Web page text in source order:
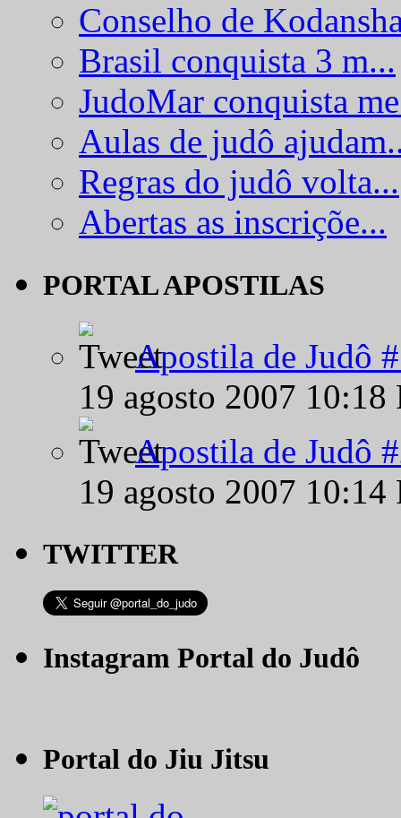
Conselho de
Brasil conquista 3 m...
JudoMar conquista
Aulas de judô
Regras do judô volta...
Abertas as inscriçõe...
PORTAL APOSTILAS
Apostila de Judô
19 agosto 2007
Apostila de Judô
19 agosto 2007
TWITTER
Instagram Portal do Judô
Portal do Jiu Jitsu